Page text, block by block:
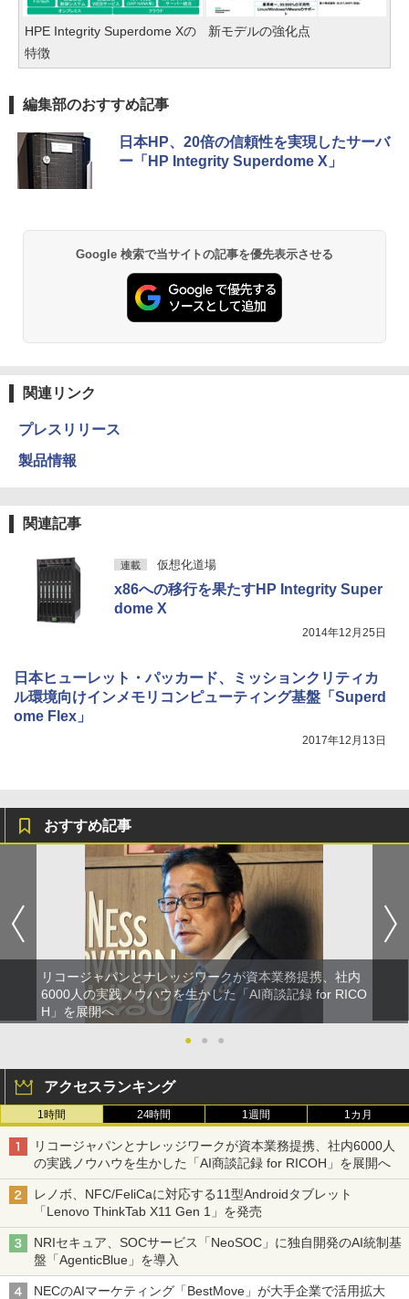
HPE Integrity Superdome Xの
特徴
新モデルの強化点
編集部のおすすめ記事
日本HP、20倍の信頼性を実現したサーバ
ー「HP Integrity Superdome X」
Google 検索で当サイトの記事を優先表示させる
関連リンク
プレスリリース
製品情報
関連記事
連載 仮想化道場
x86への移行を果たすHP Integrity Super
dome X
2014年12月25日
日本ヒューレット・パッカード、ミッションクリティカ
ル環境向けインメモリコンピューティング基盤「Superd
ome Flex」
2017年12月13日
おすすめ記事
リコージャパンとナレッジワークが資本業務提携、社内
6000人の実践ノウハウを生かした「AI商談記録 for RICO
H」を展開へ
●
● ●
アクセスランキング
1時間 24時間 1週間 1カ月
リコージャパンとナレッジワークが資本業務提携、社内6000人
の実践ノウハウを生かした「AI商談記録 for RICOH」を展開へ
レノボ、NFC/FeliCaに対応する11型Androidタブレット
「Lenovo ThinkTab X11 Gen 1」を発売
NRIセキュア、SOCサービス「NeoSOC」に独自開発のAI統制基
盤「AgenticBlue」を導入
NECのAIマーケティング「BestMove」が大手企業で活用拡大